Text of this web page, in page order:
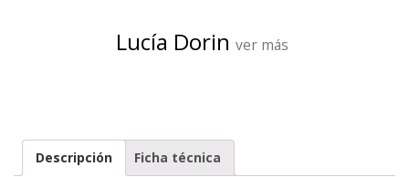
Lucía Dorin ver más
Descripción Ficha técnica